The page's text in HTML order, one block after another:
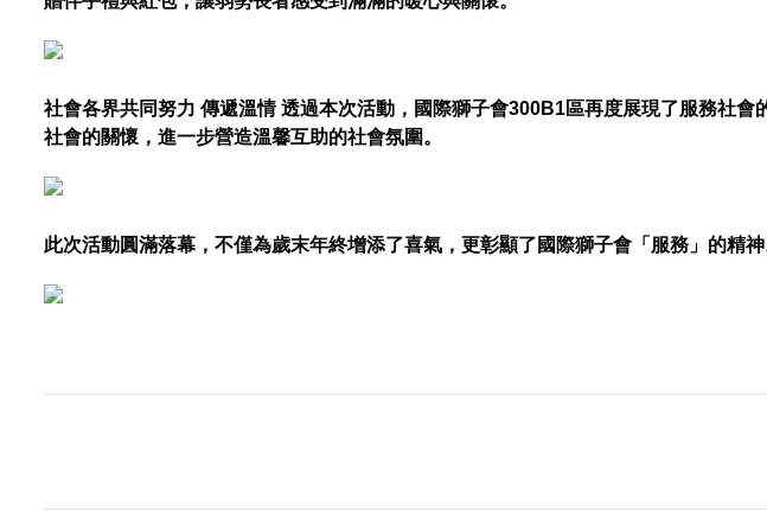
社會各界共同努力 傳遞溫情 透過本次活動，國際獅子會300B1區再度展現了服務社
社會的關懷，進一步營造溫馨互助的社會氛圍。
此次活動圓滿落幕，不僅為歲末年終增添了喜氣，更彰顯了國際獅子會「服務」的精神